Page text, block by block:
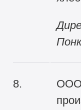
8.
ООО